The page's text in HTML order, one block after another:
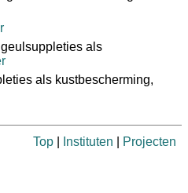
als
als kustbescherming,
Top Instituten
Projecten